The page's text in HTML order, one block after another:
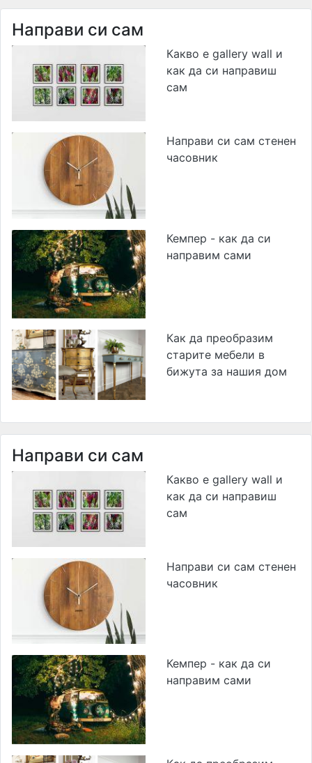
Направи си сам
Какво е gallery wall и
как да си направиш
сам
Направи си сам стенен
часовник
Кемпер - как да си
направим сами
Как да преобразим
старите мебели в
бижута за нашия дом
Направи си сам
Какво е gallery wall и
как да си направиш
сам
Направи си сам стенен
часовник
Кемпер - как да си
направим сами